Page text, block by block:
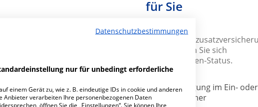
für Sie
Mit der
ERGO sichern Sie sich
Privatpatienten-Status.
✔ Unterbringung im Ein- oder
Zweibettzimmer
Datenschutzbestimmungen
nur für unbedingt erforderliche
einem Gerät zu, wie z. B. eindeutige IDs in cookie und anderen
Anbieter verarbeiten Ihre personenbezogenen Daten
öffnen Sie die „Einstellungen“. Sie können Ihre